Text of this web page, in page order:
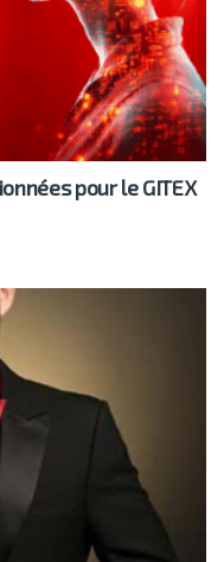
pour le GITEX